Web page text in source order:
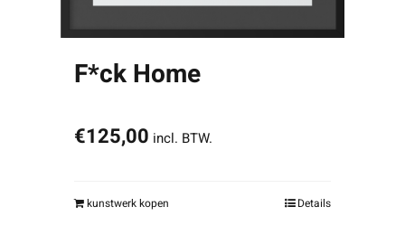
F*ck Home
€125,00 incl. BTW.
kunstwerk kopen Details